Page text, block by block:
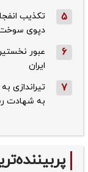
5
تکذیب
دپوی
6
عبور
ایران
7
تیراندازی
به شهادت